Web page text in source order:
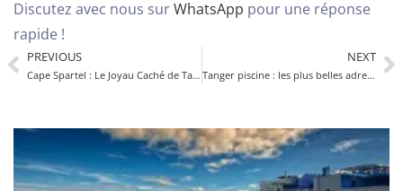
Discutez avec nous surWhatsApp pour une réponse
rapide !
PREVIOUS
Cape Spartel : Le Joyau Caché de Tanger à Ne Pas Manquer
NEXT
Tanger piscine : les plus belles adresses pour se détendre au Maroc